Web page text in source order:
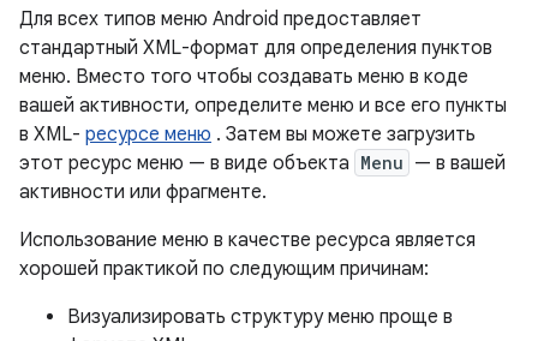
Для всех типов меню Android предоставляет
стандартный XML-формат для определения пунктов
меню. Вместо того чтобы создавать меню в коде
вашей активности, определите меню и все его пункты
в XML- ресурсе меню . Затем вы можете загрузить
этот ресурс меню — в виде объекта Menu — в вашей
активности или фрагменте.
Использование меню в качестве ресурса является
хорошей практикой по следующим причинам:
Визуализировать структуру меню проще в